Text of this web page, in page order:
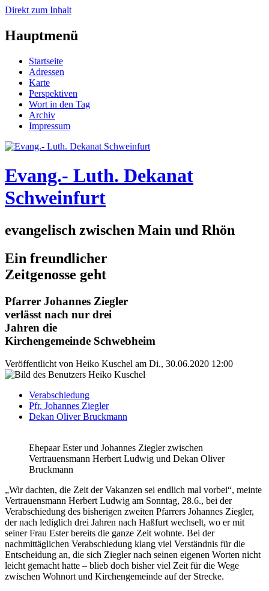
Direkt zum Inhalt
Hauptmenü
Startseite
Adressen
Karte
Perspektiven
Wort in den Tag
Archiv
Impressum
Evang.- Luth. Dekanat
Schweinfurt
evangelisch zwischen Main und Rhön
Ein freundlicher
Zeitgenosse geht
Pfarrer Johannes Ziegler
verlässt nach nur drei
Jahren die
Kirchengemeinde Schwebheim
Veröffentlicht von Heiko Kuschel am Di., 30.06.2020 12:00
Verabschiedung
Pfr. Johannes Ziegler
Dekan Oliver Bruckmann
Ehepaar Ester und Johannes Ziegler zwischen
Vertrauensmann Herbert Ludwig und Dekan Oliver
Bruckmann
„Wir dachten, die Zeit der Vakanzen sei endlich mal vorbei“, meinte
Vertrauensmann Herbert Ludwig am Sonntag, 28.6., bei der
Verabschiedung des bisherigen zweiten Pfarrers Johannes Ziegler,
der nach lediglich drei Jahren nach Haßfurt wechselt, wo er mit
seiner Frau Ester bereits die ganze Zeit wohnte. Bei der
nachmittäglichen Verabschiedung klang viel Verständnis für die
Entscheidung an, die sich Ziegler nach seinen eigenen Worten nicht
leicht gemacht hatte – blieb doch bisher viel Zeit für die Wege
zwischen Wohnort und Kirchengemeinde auf der Strecke.